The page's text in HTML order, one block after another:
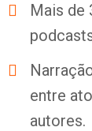
Mais de
entre
autores.